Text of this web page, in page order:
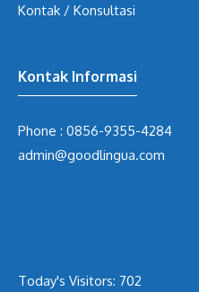
Kontak / Konsultasi
Kontak Informasi
Phone : 0856-9355-4284
admin@goodlingua.com
Today's Visitors: 702